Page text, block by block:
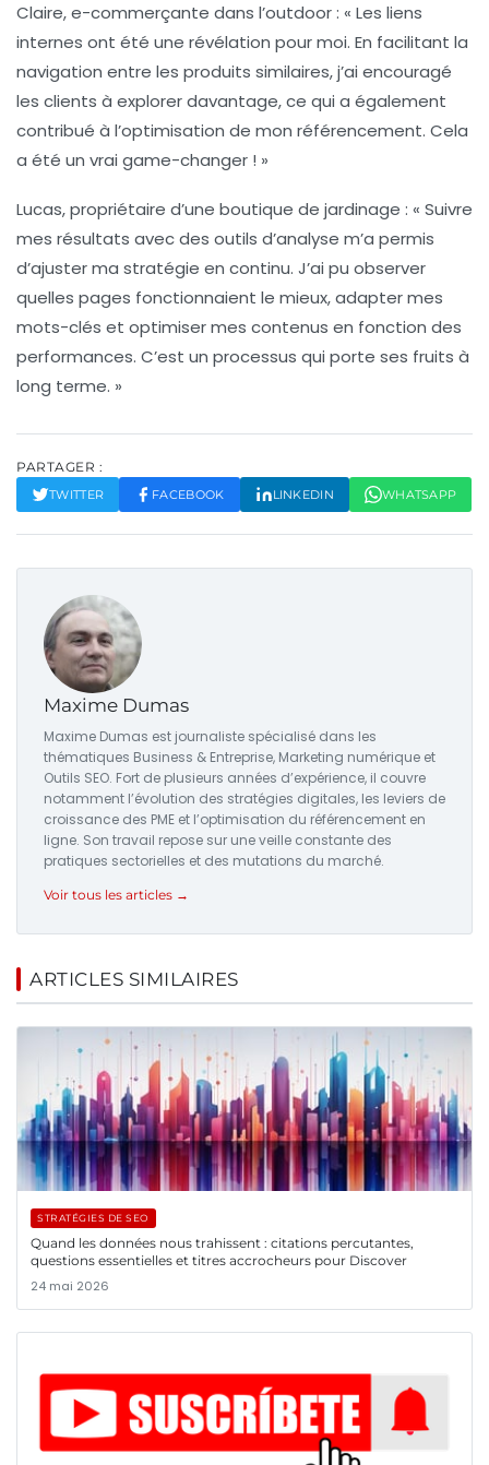
Claire, e-commerçante dans l’outdoor : « Les liens
internes ont été une révélation pour moi. En facilitant la
navigation entre les produits similaires, j’ai encouragé
les clients à explorer davantage, ce qui a également
contribué à l’optimisation de mon référencement. Cela
a été un vrai game-changer ! »
Lucas, propriétaire d’une boutique de jardinage : « Suivre
mes résultats avec des outils d’analyse m’a permis
d’ajuster ma stratégie en continu. J’ai pu observer
quelles pages fonctionnaient le mieux, adapter mes
mots-clés et optimiser mes contenus en fonction des
performances. C’est un processus qui porte ses fruits à
long terme. »
PARTAGER :
TWITTER FACEBOOK LINKEDIN WHATSAPP
Maxime Dumas
Maxime Dumas est journaliste spécialisé dans les
thématiques Business & Entreprise, Marketing numérique et
Outils SEO. Fort de plusieurs années d’expérience, il couvre
notamment l’évolution des stratégies digitales, les leviers de
croissance des PME et l’optimisation du référencement en
ligne. Son travail repose sur une veille constante des
pratiques sectorielles et des mutations du marché.
Voir tous les articles →
ARTICLES SIMILAIRES
STRATÉGIES DE SEO
Quand les données nous trahissent : citations percutantes,
questions essentielles et titres accrocheurs pour Discover
24 mai 2026